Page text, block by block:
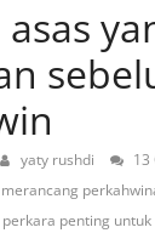
yaty rushdi 13
merancang
perkara penting